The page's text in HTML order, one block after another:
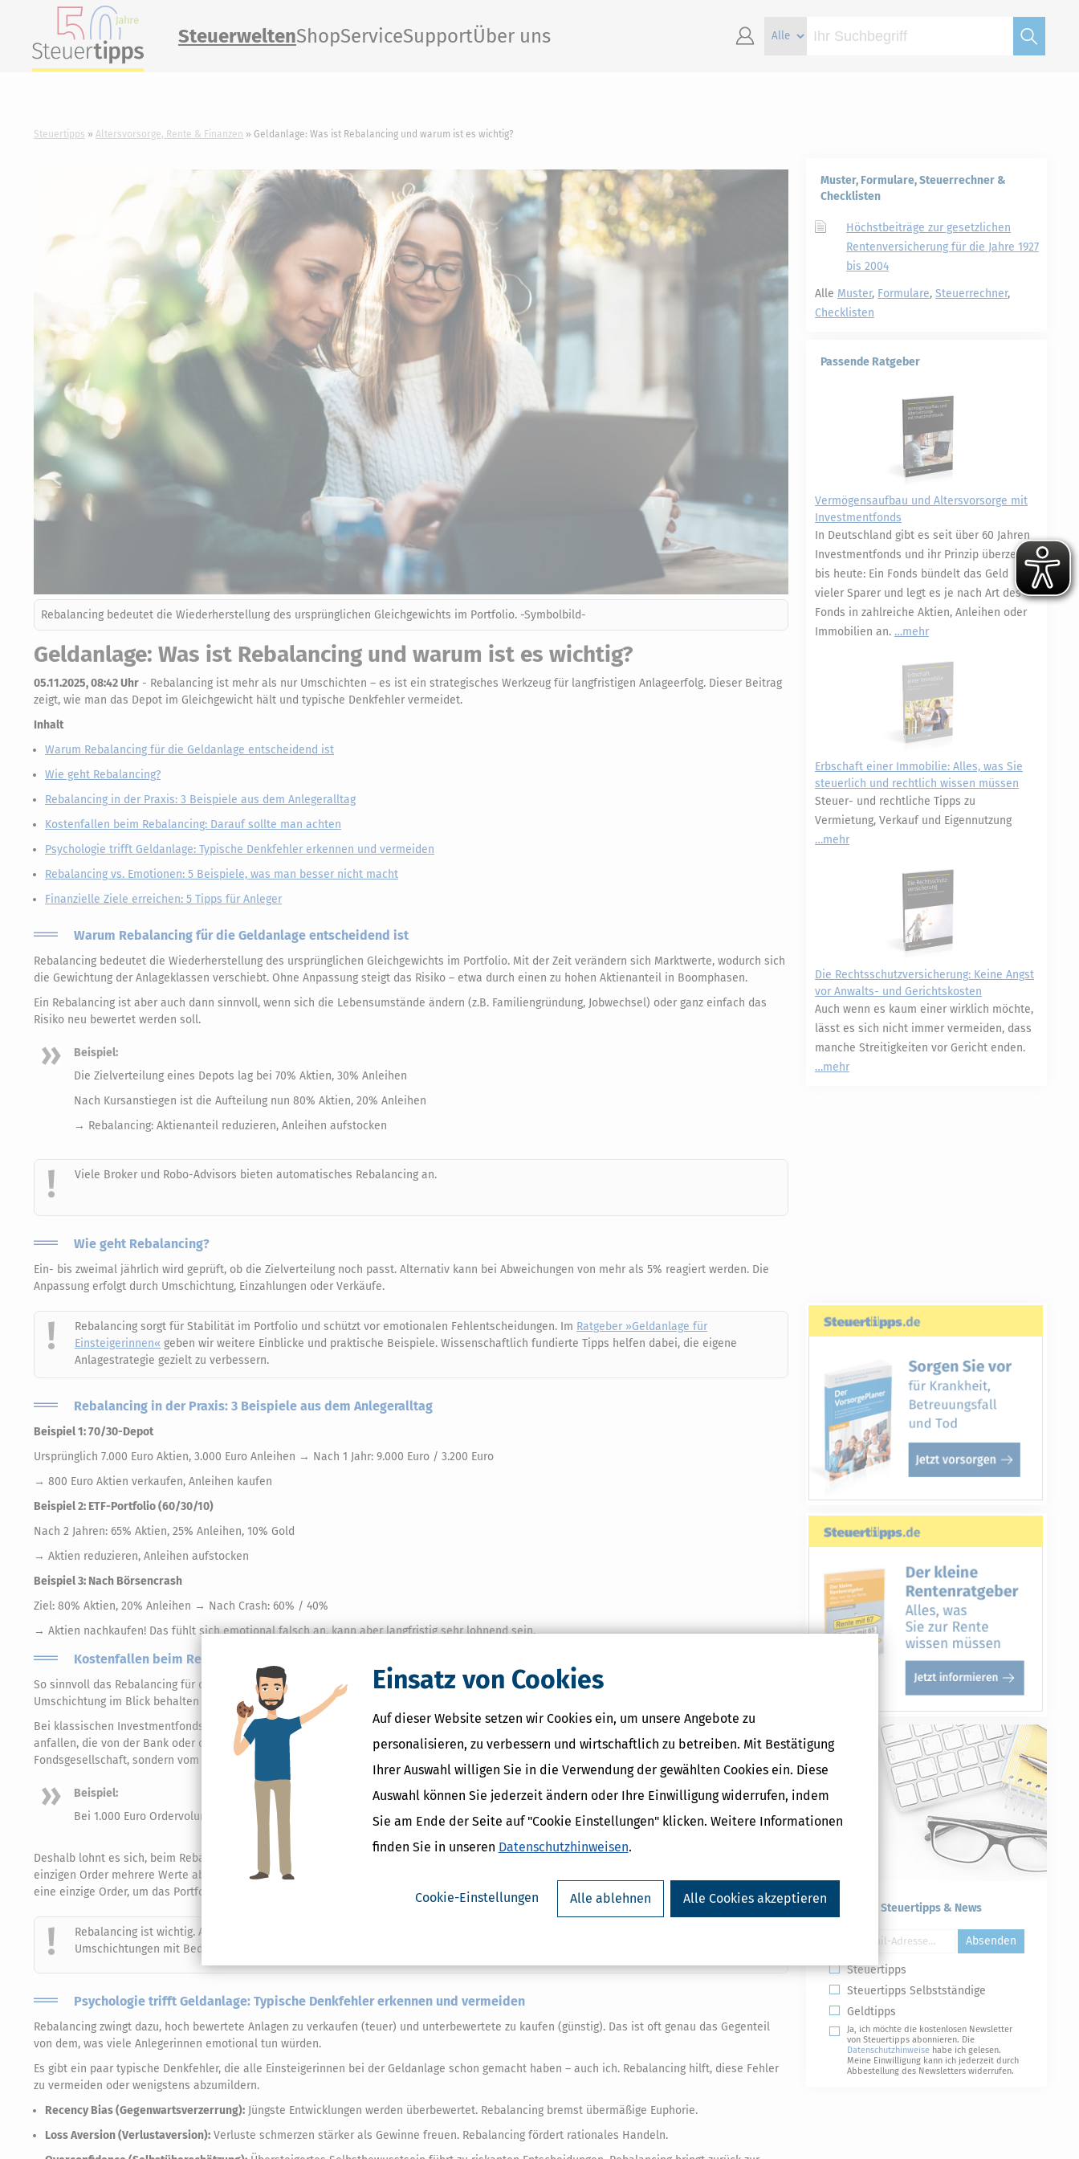
Einsatz von Cookies
Auf dieser Website setzen wir Cookies ein, um unsere Angebote zu
personalisieren, zu verbessern und wirtschaftlich zu betreiben. Mit Bestätigung
Ihrer Auswahl willigen Sie in die Verwendung der gewählten Cookies ein. Diese
Auswahl können Sie jederzeit ändern oder Ihre Einwilligung widerrufen, indem
Sie am Ende der Seite auf "Cookie Einstellungen" klicken. Weitere Informationen
finden Sie in unseren Datenschutzhinweisen.
Cookie-Einstellungen Alle ablehnen Alle Cookies akzeptieren
SteuerweltenShopServiceSupportÜber uns
Steuertipps Altersvorsorge, Rente & Finanzen Geldanlage: Was ist Rebalancing und warum ist es wichtig?
Rebalancing bedeutet die Wiederherstellung des ursprünglichen Gleichgewichts im Portfolio. -Symbolbild-
Geldanlage: Was ist Rebalancing und warum ist es wichtig?
05.11.2025, 08:42 Uhr - Rebalancing ist mehr als nur Umschichten – es ist ein strategisches Werkzeug für langfristigen Anlageerfolg. Dieser Beitrag
zeigt, wie man das Depot im Gleichgewicht hält und typische Denkfehler vermeidet.
Inhalt
Warum Rebalancing für die Geldanlage entscheidend ist
Wie geht Rebalancing?
Rebalancing in der Praxis: 3 Beispiele aus dem Anlegeralltag
Kostenfallen beim Rebalancing: Darauf sollte man achten
Psychologie trifft Geldanlage: Typische Denkfehler erkennen und vermeiden
Rebalancing vs. Emotionen: 5 Beispiele, was man besser nicht macht
Finanzielle Ziele erreichen: 5 Tipps für Anleger
Warum Rebalancing für die Geldanlage entscheidend ist
Rebalancing bedeutet die Wiederherstellung des ursprünglichen Gleichgewichts im Portfolio. Mit der Zeit verändern sich Marktwerte, wodurch sich
die Gewichtung der Anlageklassen verschiebt. Ohne Anpassung steigt das Risiko – etwa durch einen zu hohen Aktienanteil in Boomphasen.
Ein Rebalancing ist aber auch dann sinnvoll, wenn sich die Lebensumstände ändern (z.B. Familiengründung, Jobwechsel) oder ganz einfach das
Risiko neu bewertet werden soll.
Beispiel:
Die Zielverteilung eines Depots lag bei 70% Aktien, 30% Anleihen
Nach Kursanstiegen ist die Aufteilung nun 80% Aktien, 20% Anleihen
→ Rebalancing: Aktienanteil reduzieren, Anleihen aufstocken
Viele Broker und Robo-Advisors bieten automatisches Rebalancing an.
Wie geht Rebalancing?
Ein- bis zweimal jährlich wird geprüft, ob die Zielverteilung noch passt. Alternativ kann bei Abweichungen von mehr als 5% reagiert werden. Die
Anpassung erfolgt durch Umschichtung, Einzahlungen oder Verkäufe.
Rebalancing sorgt für Stabilität im Portfolio und schützt vor emotionalen Fehlentscheidungen. Im Ratgeber »Geldanlage für
Einsteigerinnen« geben wir weitere Einblicke und praktische Beispiele. Wissenschaftlich fundierte Tipps helfen dabei, die eigene
Anlagestrategie gezielt zu verbessern.
Rebalancing in der Praxis: 3 Beispiele aus dem Anlegeralltag
Beispiel 1: 70/30-Depot
Ursprünglich 7.000 Euro Aktien, 3.000 Euro Anleihen → Nach 1 Jahr: 9.000 Euro / 3.200 Euro
→ 800 Euro Aktien verkaufen, Anleihen kaufen
Beispiel 2: ETF-Portfolio (60/30/10)
Nach 2 Jahren: 65% Aktien, 25% Anleihen, 10% Gold
→ Aktien reduzieren, Anleihen aufstocken
Beispiel 3: Nach Börsencrash
Ziel: 80% Aktien, 20% Anleihen → Nach Crash: 60% / 40%
→ Aktien nachkaufen! Das fühlt sich emotional falsch an, kann aber langfristig sehr lohnend sein.
Kostenfallen beim Rebalancing: Darauf sollte man achten
So sinnvoll das Rebalancing für die langfristige Stabilität eines Portfolios ist: es verursacht auch Kosten. Diese sollten bei jeder geplanten
Umschichtung im Blick behalten werden, denn sie können die Rendite schmälern.
Bei klassischen Investmentfonds fällt beim Verkauf zwar in der Regel keine Gebühr an. Beim Verkauf über ein Depot können jedoch Gebühren
anfallen, die von der Bank oder dem Broker erhoben werden (z.B. Ordergebühren). Diese sind separate Kosten, die nicht von der
Fondsgesellschaft, sondern vom jeweiligen Dienstleister verlangt werden. Und wenn neu investiert wird, kann ein Ausgabeaufschlag fällig werden.
Beispiel:
Bei 1.000 Euro Ordervolumen und 25 Euro Mindestgebühr entstehen 2,5% Kosten – bei 5.000 Euro nur 0,5%.
Deshalb lohnt es sich, beim Rebalancing möglichst größere Beträge auf einmal umzuschichten oder auf Produkte zu setzen, bei denen mit einer
einzigen Order mehrere Werte abgedeckt werden können. ETFs sind hier besonders vorteilhaft, denn statt viele Einzelaktien zu verkaufen, genügt
eine einzige Order, um das Portfolio anzupassen.
Rebalancing ist wichtig. Aber es sollte nicht zu häufig und nicht zu kleinteilig erfolgen. Es ist wichtig, auf die Kosten zu achten und die
Umschichtungen mit Bedacht zu planen, um unnötige Gebühren zu vermeiden.
Psychologie trifft Geldanlage: Typische Denkfehler erkennen und vermeiden
Rebalancing zwingt dazu, hoch bewertete Anlagen zu verkaufen (teuer) und unterbewertete zu kaufen (günstig). Das ist oft genau das Gegenteil
von dem, was viele Anlegerinnen emotional tun würden.
Es gibt ein paar typische Denkfehler, die alle Einsteigerinnen bei der Geldanlage schon gemacht haben – auch ich. Rebalancing hilft, diese Fehler
zu vermeiden oder wenigstens abzumildern.
Recency Bias (Gegenwartsverzerrung): Jüngste Entwicklungen werden überbewertet. Rebalancing bremst übermäßige Euphorie.
Loss Aversion (Verlustaversion): Verluste schmerzen stärker als Gewinne freuen. Rebalancing fördert rationales Handeln.
Muster, Formulare, Steuerrechner &
Checklisten
Höchstbeiträge zur gesetzlichen
Rentenversicherung für die Jahre 1927
bis 2004
Alle Muster, Formulare, Steuerrechner,
Checklisten
Passende Ratgeber
Vermögensaufbau und Altersvorsorge mit
Investmentfonds
In Deutschland gibt es seit über 60 Jahren
Investmentfonds und ihr Prinzip überzeugt
bis heute: Ein Fonds bündelt das Geld
vieler Sparer und legt es je nach Art des
Fonds in zahlreiche Aktien, Anleihen oder
Immobilien an.
mehr
Erbschaft einer Immobilie: Alles, was Sie
steuerlich und rechtlich wissen müssen
Steuer- und rechtliche Tipps zu
Vermietung, Verkauf und Eigennutzung
mehr
Die Rechtsschutzversicherung: Keine Angst
vor Anwalts- und Gerichtskosten
Auch wenn es kaum einer wirklich möchte,
lässt es sich nicht immer vermeiden, dass
manche Streitigkeiten vor Gericht enden.
mehr
Kostenlose Steuertipps & News
Absenden
Steuertipps
Steuertipps Selbstständige
Geldtipps
Ja, ich möchte die kostenlosen Newsletter
von Steuertipps abonnieren. Die
Datenschutzhinweise habe ich gelesen.
Meine Einwilligung kann ich jederzeit durch
Abbestellung des Newsletters widerrufen.